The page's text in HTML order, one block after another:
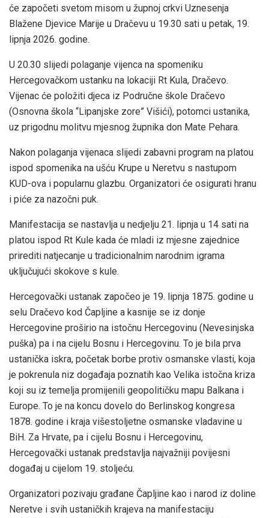
će započeti svetom misom u župnoj crkvi Uznesenja
Blažene Djevice Marije u Dračevu u 19.30 sati u petak, 19.
lipnja 2026. godine.
U 20.30 slijedi polaganje vijenca na spomeniku
Hercegovačkom ustanku na lokaciji Rt Kula, Dračevo.
Vijenac će položiti djeca iz Područne škole Dračevo
(Osnovna škola “Lipanjske zore” Višići), potomci ustanika,
uz prigodnu molitvu mjesnog župnika don Mate Pehara.
Nakon polaganja vijenaca slijedi zabavni program na platou
ispod spomenika na ušću Krupe u Neretvu s nastupom
KUD-ova i popularnu glazbu. Organizatori će osigurati hranu
i piće za nazočni puk.
Manifestacija se nastavlja u nedjelju 21. lipnja u 14 sati na
platou ispod Rt Kule kada će mladi iz mjesne zajednice
prirediti natjecanje u tradicionalnim narodnim igrama
uključujući skokove s kule.
Hercegovački ustanak započeo je 19. lipnja 1875. godine u
selu Dračevo kod Čapljine a kasnije se iz donje
Hercegovine proširio na istočnu Hercegovinu (Nevesinjska
puška) pa i na cijelu Bosnu i Hercegovinu. To je bila prva
ustanička iskra, početak borbe protiv osmanske vlasti, koja
je pokrenula niz događaja poznatih kao Velika istočna kriza
koji su iz temelja promijenili geopolitičku mapu Balkana i
Europe. To je na koncu dovelo do Berlinskog kongresa
1878. godine i kraja višestoljetne osmanske vladavine u
BiH. Za Hrvate, pa i cijelu Bosnu i Hercegovinu,
Hercegovački ustanak predstavlja najvažniji povijesni
događaj u cijelom 19. stoljeću.
Organizatori pozivaju građane Čapljine kao i narod iz doline
Neretve i svih ustaničkih krajeva na manifestaciju